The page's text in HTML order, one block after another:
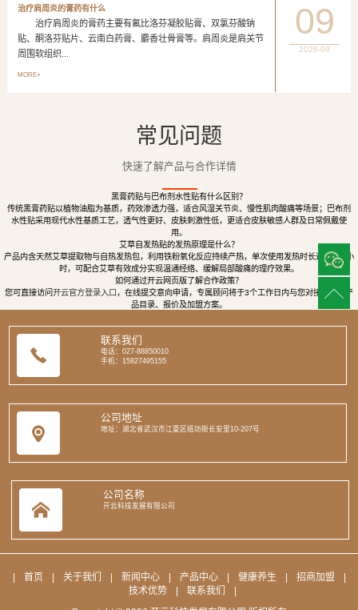
治疗肩周炎的膏药有什么
治疗肩周炎的膏药主要有氟比洛芬凝胶贴膏、双氯芬酸钠
贴、酮洛芬贴片、云南白药膏、麝香壮骨膏等。肩周炎是肩关节
周围软组织...
MORE+
09
2026-08
常见问题
快速了解产品与合作详情
黑膏药贴与巴布剂水性贴有什么区别？
传统黑膏药贴以植物油脂为基质，药效渗透力强，适合风湿关节炎、慢性肌肉酸痛等场景；巴布剂
水性贴采用现代水性基质工艺，透气性更好、皮肤刺激性低，更适合皮肤敏感人群及日常佩戴使
用。
艾草自发热贴的发热原理是什么？
产品内含天然艾草提取物与自热发热包，利用铁粉氧化反应持续产热，单次使用发热时长达8至12小
时，可配合艾草有效成分实现温通经络、缓解局部酸痛的理疗效果。
如何通过开云网页版了解合作政策？
您可直接访问 开云官方登录入口，在线提交意向申请，专属顾问将于3个工作日内与您对接，提供产
品目录、报价及加盟方案。
联系我们
电话：027-88850010
手机：15827495155
公司地址
地址：湖北省武汉市江夏区纸坊街长安里10-207号
公司名称
开云科技发展有限公司
首页 关于我们 新闻中心 产品中心 健康养生 招商加盟
技术优势
联系我们